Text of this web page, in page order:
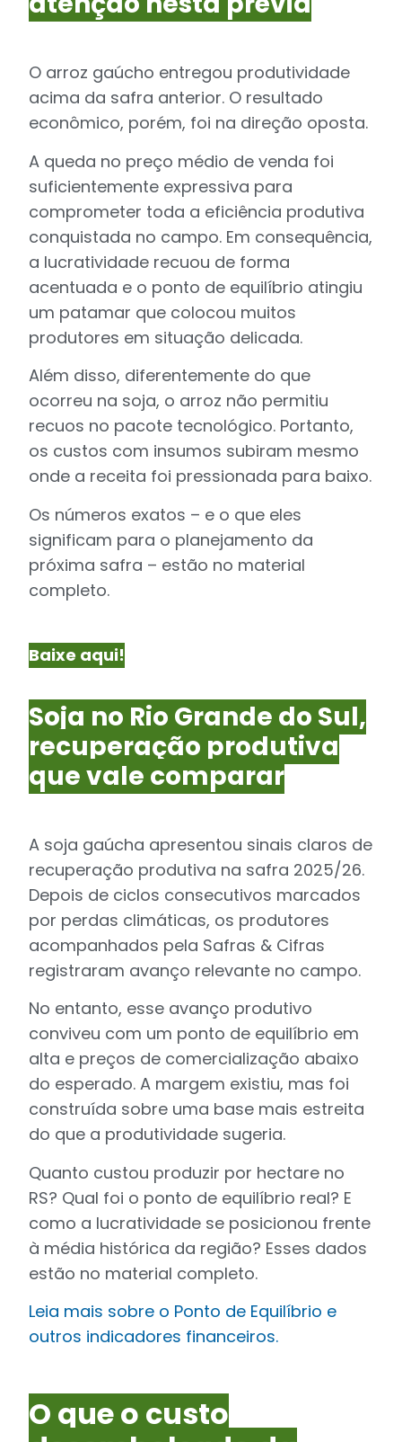
O arroz gaúcho entregou produtividade
acima da safra anterior. O resultado
econômico, porém, foi na direção oposta.
A queda no preço médio de venda foi
suficientemente expressiva para
comprometer toda a eficiência produtiva
conquistada no campo. Em consequência,
a lucratividade recuou de forma
acentuada e o ponto de equilíbrio atingiu
um patamar que colocou muitos
produtores em situação delicada.
Além disso, diferentemente do que
ocorreu na soja, o arroz não permitiu
recuos no pacote tecnológico. Portanto,
os custos com insumos subiram mesmo
onde a receita foi pressionada para baixo.
Os números exatos – e o que eles
significam para o planejamento da
próxima safra – estão no material
completo.
Baixe aqui!
Soja no Rio Grande do Sul,
recuperação produtiva
que vale comparar
A soja gaúcha apresentou sinais claros de
recuperação produtiva na safra 2025/26.
Depois de ciclos consecutivos marcados
por perdas climáticas, os produtores
acompanhados pela Safras & Cifras
registraram avanço relevante no campo.
No entanto, esse avanço produtivo
conviveu com um ponto de equilíbrio em
alta e preços de comercialização abaixo
do esperado. A margem existiu, mas foi
construída sobre uma base mais estreita
do que a produtividade sugeria.
Quanto custou produzir por hectare no
RS? Qual foi o ponto de equilíbrio real? E
como a lucratividade se posicionou frente
à média histórica da região? Esses dados
estão no material completo.
Leia mais sobre o Ponto de Equilíbrio e
outros indicadores financeiros.
O que o custo